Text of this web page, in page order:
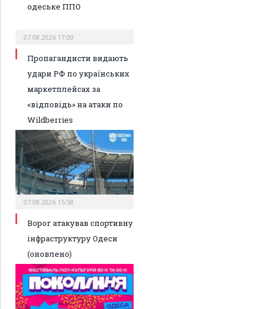
одеське ППО
07.08.2026 17:00
Пропагандисти видають
удари РФ по українських
маркетплейсах за
«відповідь» на атаки по
Wildberries
07.08.2026 15:58
Ворог атакував спортивну
інфраструктуру Одеси
(оновлено)